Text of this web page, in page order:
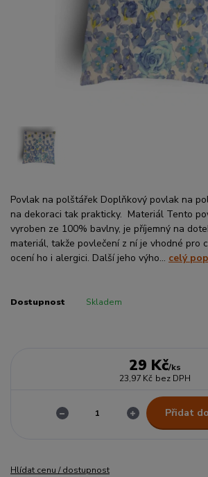
Povlak na polštářek Doplňkový povlak na
na dekoraci tak prakticky. Materiál Tento
vyroben ze 100% bavlny, je příjemný na
materiál, takže povlečení z ní je vhodné pro
ocení ho i alergici. Další jeho výho... celý
Dostupnost Skladem
29 Kč/ks
23,97 Kč bez DPH
Přidat
Hlídat cenu / dostupnost